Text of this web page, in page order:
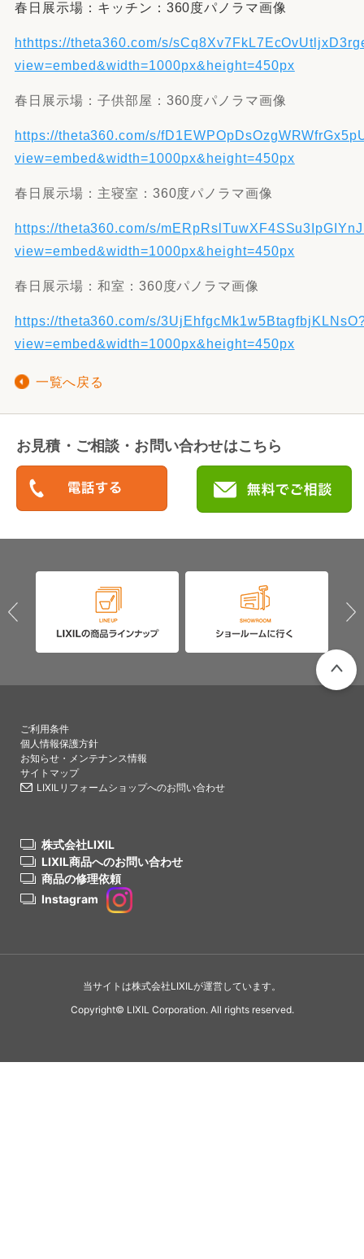
春日展示場：キッチン：360度パノラマ画像
hthttps://theta360.com/s/
view=embed&width=1000px&height=450px
春日展示場：子供部屋：360度パノラマ画像
https://theta360.com/s/
view=embed&width=1000px&height=450px
春日展示場：主寝室：360度パノラマ画像
https://theta360.com/s/
view=embed&width=1000px&height=450px
春日展示場：和室：360度パノラマ画像
https://theta360.com/s/
view=embed&width=1000px&height=450px
一覧へ戻る
お見積・ご相談・お問い合わせはこちら
ご利用条件
個人情報保護方針
お知らせ・メンテナンス情報
サイトマップ
LIXILリフォームショップへのお問い合わせ
株式会社LIXIL
LIXIL商品へのお問い合わせ
商品の修理依頼
Instagram
当サイトは株式会社LIXILが運営しています。
Copyright© LIXIL Corporation. All rights reserved.